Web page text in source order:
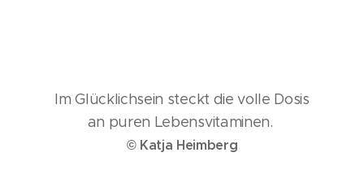
Im Glücklichsein steckt die volle Dosis
an puren Lebensvitaminen.
© Katja Heimberg